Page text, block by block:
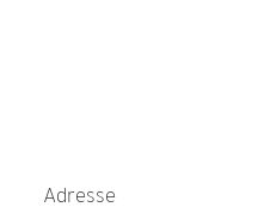
Adresse